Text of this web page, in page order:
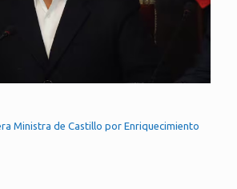
Ministra de Castillo por Enriquecimiento